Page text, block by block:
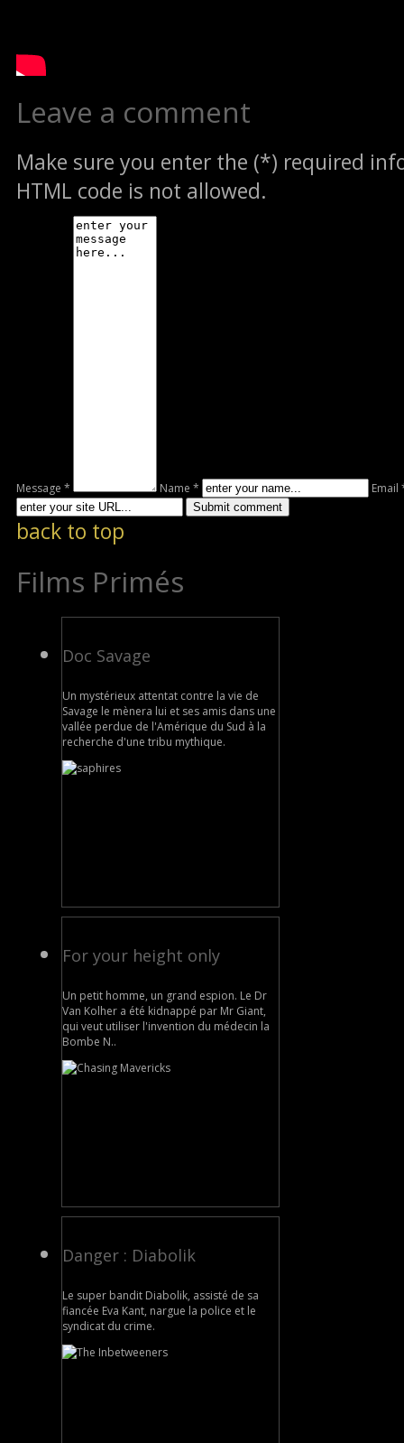
Leave a comment
Make sure you enter the (*) required
HTML code is not allowed.
Message * Name * Email
back to top
Films Primés
Doc Savage
Un mystérieux attentat contre la vie de
Savage le mènera lui et ses amis dans une
vallée perdue de l'Amérique du Sud à la
recherche d'une tribu mythique.
For your height only
Un petit homme, un grand espion. Le Dr
Van Kolher a été kidnappé par Mr Giant,
qui veut utiliser l'invention du médecin la
Bombe N..
Danger : Diabolik
Le super bandit Diabolik, assisté de sa
fiancée Eva Kant, nargue la police et le
syndicat du crime.